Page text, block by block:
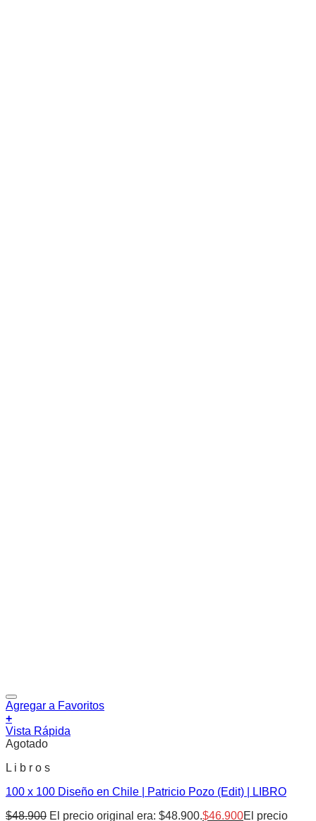
Agregar a Favoritos
+
Vista Rápida
Agotado
L i b r o s
100 x 100 Diseño en Chile | Patricio Pozo (Edit) | LIBRO
$48.900 El precio original era: $48.900.$46.900El precio